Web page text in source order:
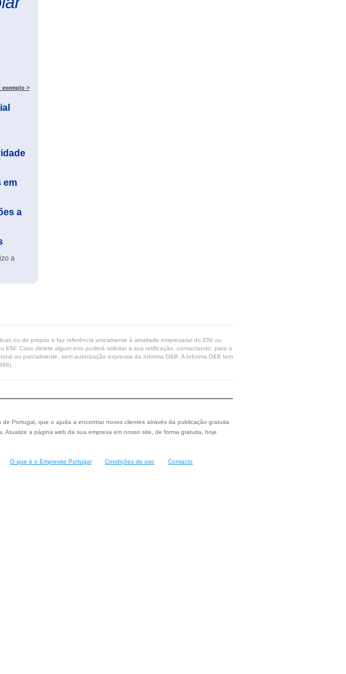
exemplo >
em
a
a
ou do próprio e faz referência unicamente à atividade empresarial do ENI ou
Caso detete algum erro poderá solicitar a sua retificação, contactando, para o
ou parcialmente, sem autorização expressa da Informa D&B. A Informa D&B tem
Portugal, que o ajuda a encontrar novos clientes através da publicação gratuita
Atualize a página web da sua empresa em nosso site, de forma gratuita, hoje
O que é o Empresite Portugal Condições de uso Contacto